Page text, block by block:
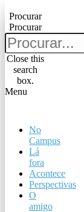
Procurar
Procurar
Close this
search
box.
Menu
No
Campus
Lá
fora
Acontece
Perspectivas
O
amigo
Procurar
Procurar
Close this
search
box.
No
Campus
Lá
fora
Acontece
Perspectivas
O
amigo